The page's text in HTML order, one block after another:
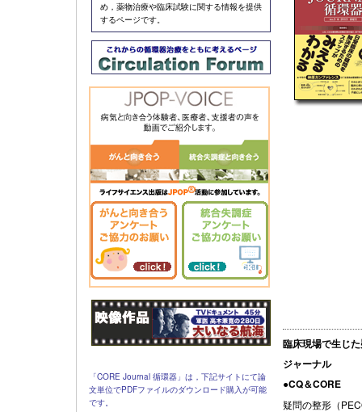
め，薬物治療や臨床試験に関する情報を提供
するページです。
「CORE Journal 循環器」は，下記サイトにて論
文単位でPDFファイルのダウンロード購入が可能
です。
臨床現場で生じ
ジャーナル
●CQ＆CORE
疑問の整形（